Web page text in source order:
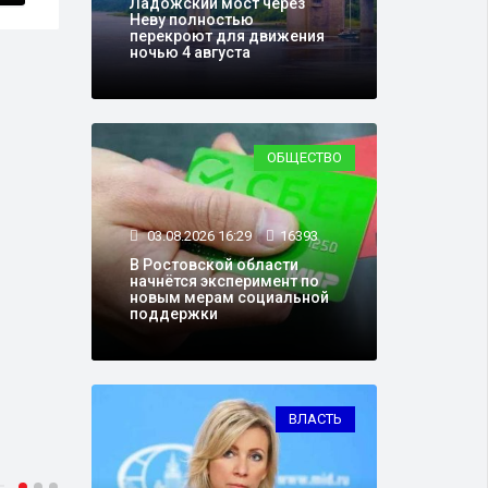
Неву полностью
перекроют для движения
ночью 4 августа
ОБЩЕСТВО
03.08.2026 16:29 16393
В Ростовской области
начнётся эксперимент по
новым мерам социальной
поддержки
ВЛАСТЬ